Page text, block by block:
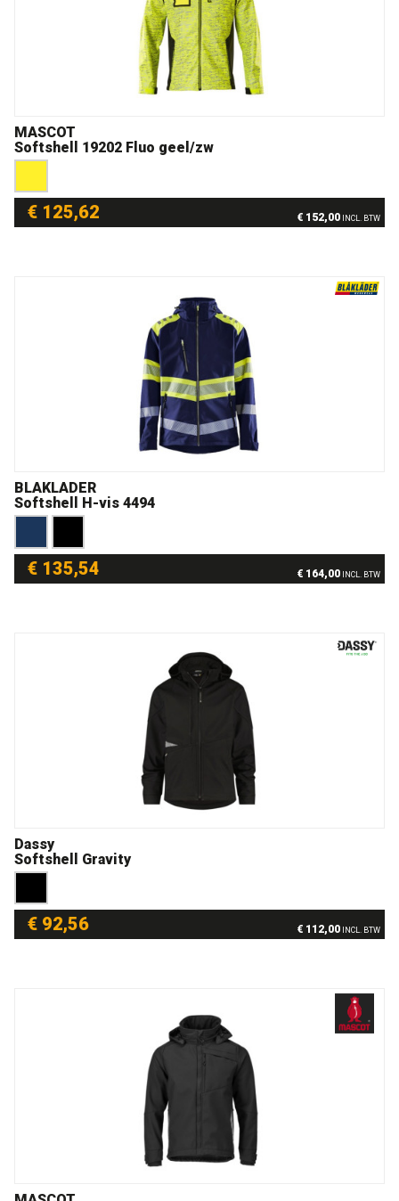
MASCOT
Softshell 19202 Fluo geel/zw
€ 125,62 € 152,00 INCL. BTW
BLAKLADER
Softshell H-vis 4494
€ 135,54 € 164,00 INCL. BTW
Dassy
Softshell Gravity
€ 92,56 € 112,00 INCL. BTW